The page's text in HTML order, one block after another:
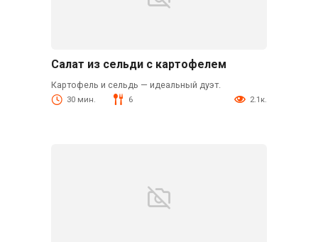
Салат из сельди с картофелем
Картофель и сельдь — идеальный дуэт.
30 мин. 6 2.1к.